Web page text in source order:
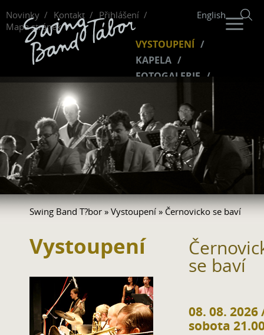
Novinky Kontakt
Přihlášení
Mapa stránek
English
VYSTOUPENÍ
KAPELA
FOTOGALERIE
VIDEO
FANKLUB
Swing Band T?bor » Vystoupení» Černovicko se baví
Vystoupení
se baví
08. 08. 2026
sobota